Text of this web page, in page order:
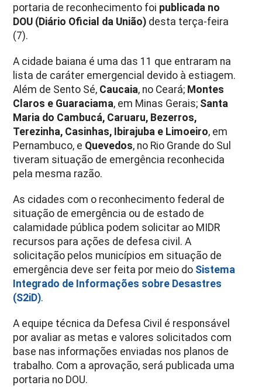
portaria de reconhecimento foi publicada no
DOU (Diário Oficial da União) desta terça-feira
(7).
A cidade baiana é uma das 11 que entraram na
lista de caráter emergencial devido à estiagem.
Além de Sento Sé, Caucaia, no Ceará; Montes
Claros e Guaraciama, em Minas Gerais; Santa
Maria do Cambucá, Caruaru, Bezerros,
Terezinha, Casinhas, Ibirajuba e Limoeiro, em
Pernambuco, e Quevedos, no Rio Grande do Sul
tiveram situação de emergência reconhecida
pela mesma razão.
As cidades com o reconhecimento federal de
situação de emergência ou de estado de
calamidade pública podem solicitar ao MIDR
recursos para ações de defesa civil. A
solicitação pelos municípios em situação de
emergência deve ser feita por meio do Sistema
Integrado de Informações sobre Desastres
(S2iD).
A equipe técnica da Defesa Civil é responsável
por avaliar as metas e valores solicitados com
base nas informações enviadas nos planos de
trabalho. Com a aprovação, será publicada uma
portaria no DOU.